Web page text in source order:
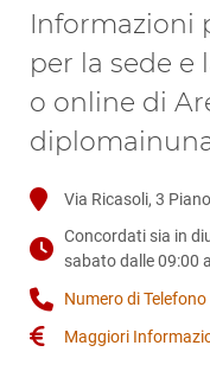
Informazioni
per la sede e
o online di
Via Ricasoli, 3
Concordati sia in
sabato dalle 09:00
Numero di Telefono
Maggiori